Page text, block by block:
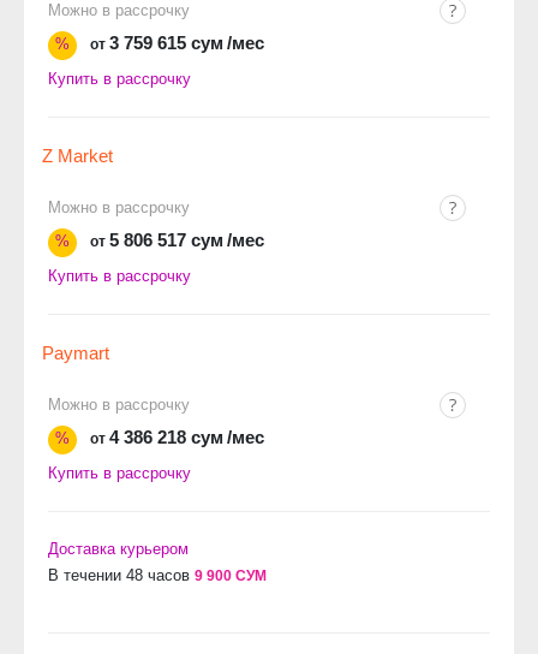
Можно в рассрочку
%
от 3 759 615 сум /мес
Купить в рассрочку
Z Market
Можно в рассрочку
%
от 5 806 517 сум /мес
Купить в рассрочку
Paymart
Можно в рассрочку
%
от 4 386 218 сум /мес
Купить в рассрочку
Доставка курьером
В течении 48 часов 9 900 СУМ